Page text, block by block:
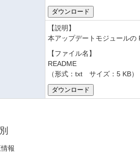
【説明】
本アップデートモジュールの
【ファイル名】
README
（形式：txt サイズ：5 KB）
報